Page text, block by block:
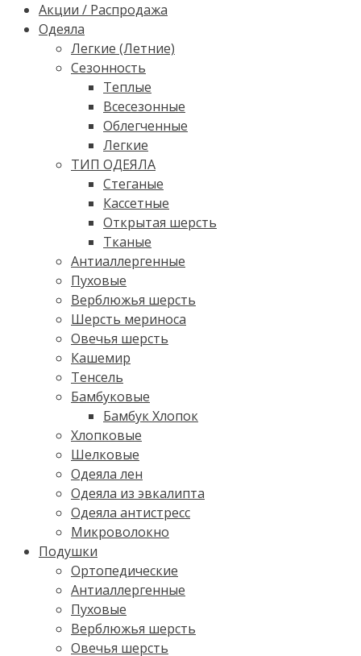
Акции / Распродажа
Одеяла
Легкие (Летние)
Сезонность
Теплые
Всесезонные
Облегченные
Легкие
ТИП ОДЕЯЛА
Стеганые
Кассетные
Открытая шерсть
Тканые
Антиаллергенные
Пуховые
Верблюжья шерсть
Шерсть мериноса
Овечья шерсть
Кашемир
Тенсель
Бамбуковые
Бамбук Хлопок
Хлопковые
Шелковые
Одеяла лен
Одеяла из эвкалипта
Одеяла антистресс
Микроволокно
Подушки
Ортопедические
Антиаллергенные
Пуховые
Верблюжья шерсть
Овечья шерсть